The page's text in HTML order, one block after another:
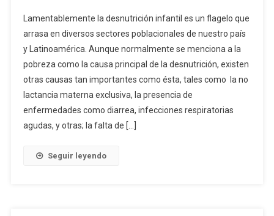
Lamentablemente la desnutrición infantil es un flagelo que
arrasa en diversos sectores poblacionales de nuestro país
y Latinoamérica. Aunque normalmente se menciona a la
pobreza como la causa principal de la desnutrición, existen
otras causas tan importantes como ésta, tales como la no
lactancia materna exclusiva, la presencia de
enfermedades como diarrea, infecciones respiratorias
agudas, y otras; la falta de […]
Seguir leyendo